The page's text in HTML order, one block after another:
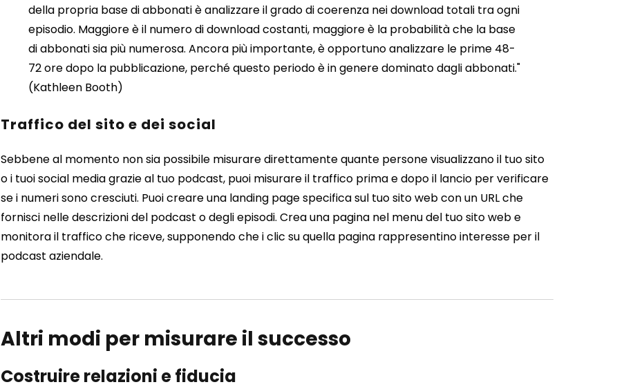
della propria base di abbonati è analizzare il grado di coerenza nei download totali tra ogni
episodio. Maggiore è il numero di download costanti, maggiore è la probabilità che la base
di abbonati sia più numerosa. Ancora più importante, è opportuno analizzare le prime 48-
72 ore dopo la pubblicazione, perché questo periodo è in genere dominato dagli abbonati."
(Kathleen Booth)
Traffico del sito e dei social
Sebbene al momento non sia possibile misurare direttamente quante persone visualizzano il tuo sito
o i tuoi social media grazie al tuo podcast, puoi misurare il traffico prima e dopo il lancio per verificare
se i numeri sono cresciuti. Puoi creare una landing page specifica sul tuo sito web con un URL che
fornisci nelle descrizioni del podcast o degli episodi. Crea una pagina nel menu del tuo sito web e
monitora il traffico che riceve, supponendo che i clic su quella pagina rappresentino interesse per il
podcast aziendale.
Altri modi per misurare il successo
Costruire relazioni e fiducia